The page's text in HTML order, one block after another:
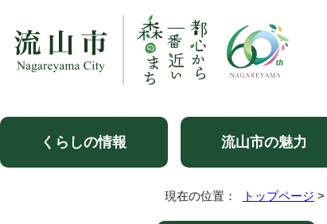
くらしの情報 流山市の魅力
現在の位置： トップページ >